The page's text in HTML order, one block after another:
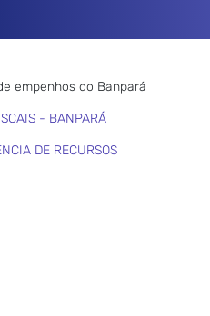
empenhos do Banpará
- BANPARÁ
DE RECURSOS